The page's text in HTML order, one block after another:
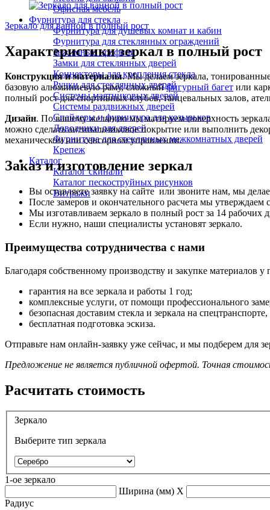
Офисная мебель
Фурнитура для стекла
Фурнитура для душевых комнат и кабин
Фурнитура для стеклянных ограждений
Зажимные профили
Замки для стеклянных дверей
Коннекторы для крепления стекла
Ручки для стеклянных дверей
Системы маятниковых дверей
Системы раздвижных дверей
Спайдеры и фурнитура для козырьков
Доводчики для дверей
Фурнитура для стеклянных межкомнатных дверей
Крепеж
Каталог
Каталог скинали
Каталог пескоструйных рисунков
Витражи
Зеркало для ванной в полный рост
Характеристики зеркал в полный рост
Конструкция и материалы. Мы делаем зеркала,
базовую алюминиевую раму, сложныйфигурный багет или
полный рост для спортивных клубов, танцевальных залов,
Дизайн. По вашему желанию мы матируем поверхность
можно сделать антипальчиковое покрытие или выполнить
механическом или сенсорном управлении.
Заказ и изготовление зеркал
Вы оставляете заявку на сайте или звоните нам, мы
После замеров и окончательного расчета мы утверждаем
Мы изготавливаем зеркало в полный рост за 14 рабочих
Если нужно, наши специалисты установят зеркало.
Преимущества сотрудничества с нами
Благодаря собственному производству и закупке
гарантия на все зеркала и работы 1 год;
комплексные услуги, от помощи профессионального
безопасная доставим стекла и зеркала на
бесплатная подготовка эскиза.
Отправьте нам онлайн-заявку уже сейчас, и мы подберем для
Предложение не является публичной офертой. Точная
Расчитать стоимость
Зеркало
Выберите тип зеркала
1-ое зеркало
Ширина (мм) X
Радиус